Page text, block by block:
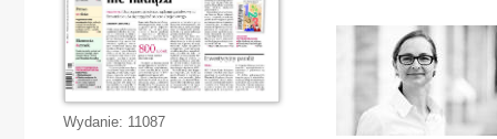
Wydanie: 11087